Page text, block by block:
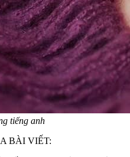
tiếng anh
BÀI VIẾT: